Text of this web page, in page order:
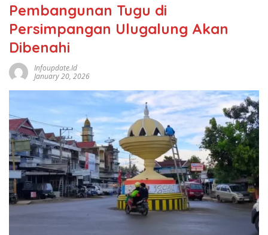
Pembangunan Tugu di
Persimpangan Ulugalung Akan
Dibenahi
Infoupdate.id
January 20, 2026